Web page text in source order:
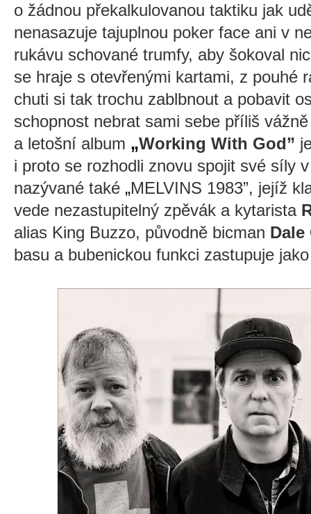
o žádnou překalkulovanou taktiku jak
nenasazuje tajuplnou poker face ani v
rukávu schované trumfy, aby šokoval
se hraje s otevřenými kartami, z pouhé
chuti si tak trochu zablbnout a pobavit
schopnost nebrat sami sebe příliš
a letošní album „Working With God”
i proto se rozhodli znovu spojit své síly
nazývané také „MELVINS 1983”, jejíž
vede nezastupitelný zpěvák a kytarista
alias King Buzzo, původně bicman Dale
basu a bubenickou funkci zastupuje